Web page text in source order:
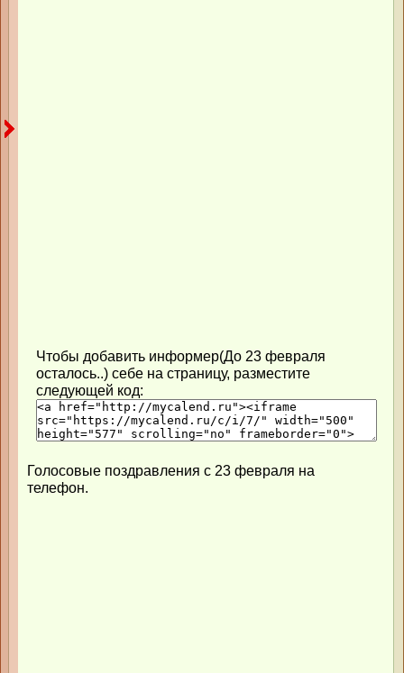
Чтобы добавить информер(До 23 февраля
осталось..) себе на страницу, разместите
следующей код:
Голосовые поздравления с 23 февраля на
телефон.